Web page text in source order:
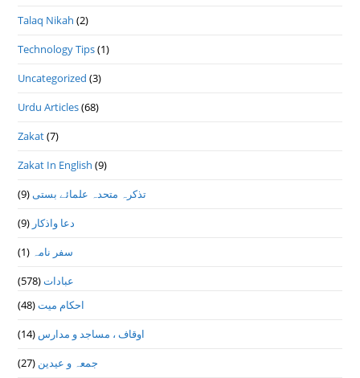
Talaq Nikah (2)
Technology Tips(1)
Uncategorized (3)
Urdu Articles(68)
Zakat(7)
Zakat In English (9)
تذكرہ متحدہ علمائے بستى(9)
دعا واذكار (9)
سفر نامہ (1)
عبادات(578)
احکام میت(48)
اوقاف ، مساجد و مدارس (14)
جمعہ و عیدین (27)